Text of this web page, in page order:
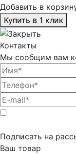
Добавить в
Купить в 1 клик
Контакты
Мы сообщим вам
Подписать на
Ваш товар